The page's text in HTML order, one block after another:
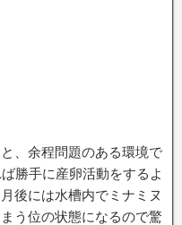
、余程問題のある環境で
勝手に産卵活動をするよ
後には水槽内でミナミヌ
う位の状態になるので驚